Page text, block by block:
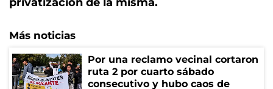
Más noticias
Por una reclamo vecinal cortaron
ruta 2 por cuarto sábado
consecutivo y hubo caos de